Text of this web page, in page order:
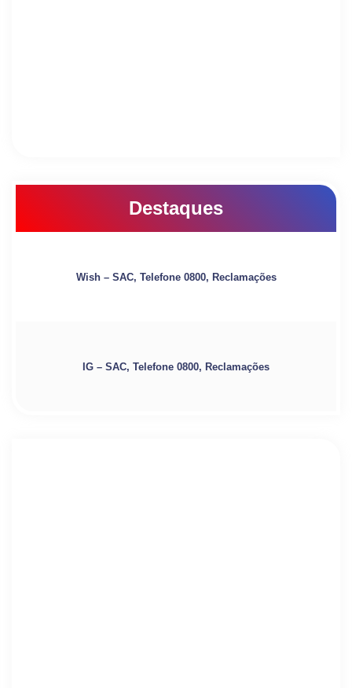
Destaques
Wish – SAC, Telefone 0800, Reclamações
IG – SAC, Telefone 0800, Reclamações